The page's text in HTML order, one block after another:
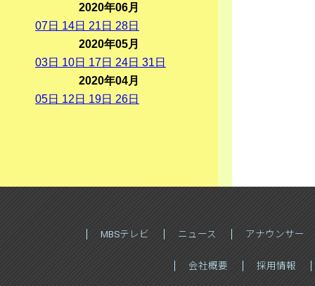
2020年06月
07日 14日 21 日 28日
2020年05月
03日 10日 17日 24日 31 日
2020年04月
05日 12 日 19日 26日
MBSテレビ ニュース アナウンサー
会社概要 採用情報